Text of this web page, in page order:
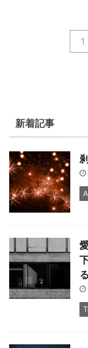
1
新着記事